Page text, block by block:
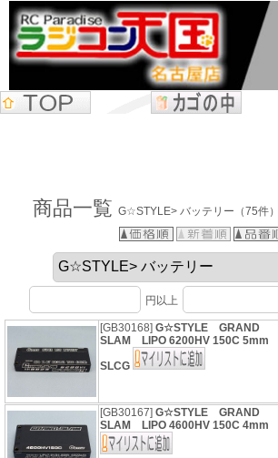
商品一覧G☆STYLE> バッテリー（75件）
円以上
[GB30168]G☆STYLE GRAND
SLAM LIPO 6200HV 150C 5mm
SLCG
[GB30167]G☆STYLE GRAND
SLAM LIPO 4600HV 150C 4mm